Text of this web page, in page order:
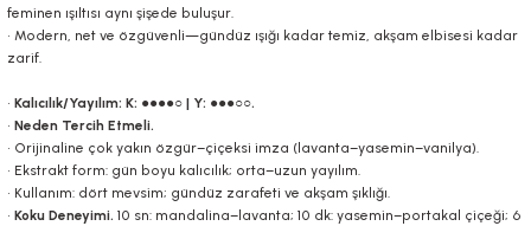
feminen ışıltısı aynı şişede buluşur.
• Modern, net ve özgüvenli—gündüz ışığı kadar temiz, akşam elbisesi kadar
zarif.
• Kalıcılık/Yayılım: K: ●●●●○ | Y: ●●●○○.
• Neden Tercih Etmeli.
• Orijinaline çok yakın özgür–çiçeksi imza (lavanta–yasemin–vanilya).
• Ekstrakt form: gün boyu kalıcılık; orta–uzun yayılım.
• Kullanım: dört mevsim; gündüz zarafeti ve akşam şıklığı.
• Koku Deneyimi. 10 sn: mandalina–lavanta; 10 dk: yasemin–portakal çiçeği; 6